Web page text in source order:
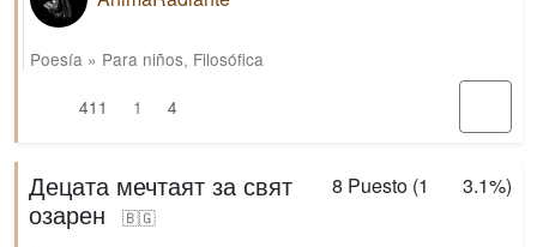
Poesía » Para niños, Filosófica
411
1 4
8 Puesto (1 3.1%)
Децата мечтаят за свят
озарен
🇧🇬